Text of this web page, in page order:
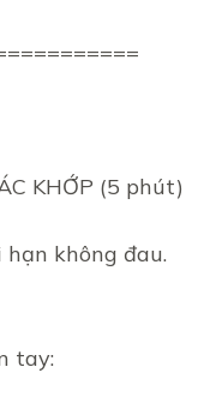
KHỚP (5 phút)
không đau.
tay: